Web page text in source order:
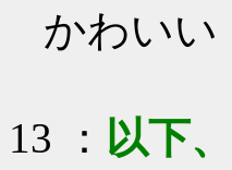
かわいい
13 ： 以下